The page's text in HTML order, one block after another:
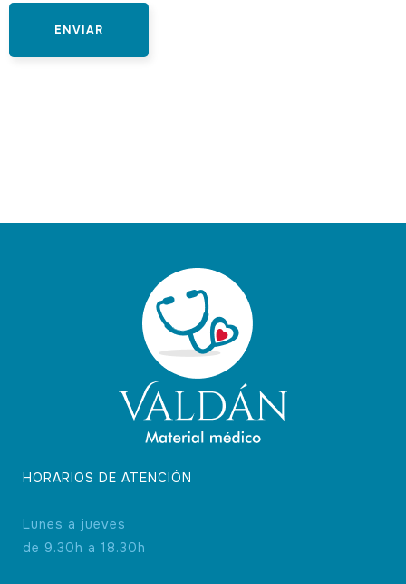
HORARIOS DE ATENCIÓN
Lunes a jueves
de 9.30h a 18.30h